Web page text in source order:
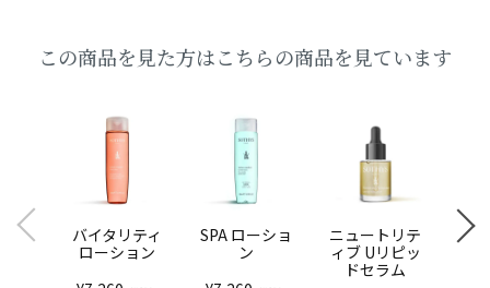
この商品を見た方はこちらの商品を見ています
バイタリティ
ローション
SPA ローショ
ン
ニュートリテ
ィブ Uリピッ
ドセラム
オ